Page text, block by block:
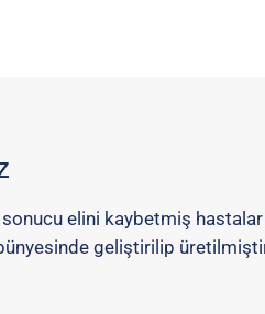
sonucu elini kaybetmiş
geliştirilip